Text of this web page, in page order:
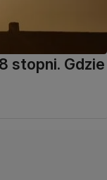
stopni. Gdzie